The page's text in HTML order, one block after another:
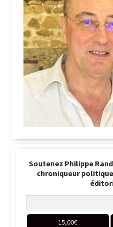
Soutenez Philippe
chroniqueur
15,00€